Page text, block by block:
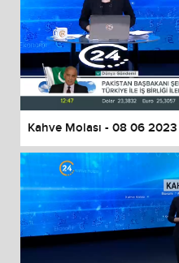
Kahve Molası - 08 06 2023